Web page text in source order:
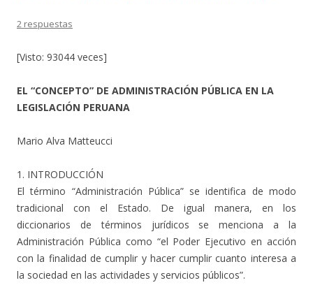
2 respuestas
[Visto: 93044 veces]
EL “CONCEPTO” DE ADMINISTRACIÓN PÚBLICA EN LA
LEGISLACIÓN PERUANA
Mario Alva Matteucci
1. INTRODUCCIÓN
El término “Administración Pública” se identifica de modo
tradicional con el Estado. De igual manera, en los
diccionarios de términos jurídicos se menciona a la
Administración Pública como “el Poder Ejecutivo en acción
con la finalidad de cumplir y hacer cumplir cuanto interesa a
la sociedad en las actividades y servicios públicos”.